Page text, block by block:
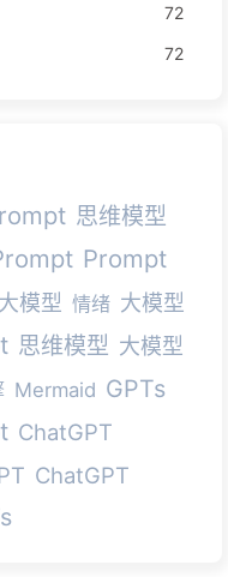
72
72
思维模型
Prompt
大模型 情绪 大模型
思维模型 大模型
Mermaid GPTs
ChatGPT
ChatGPT